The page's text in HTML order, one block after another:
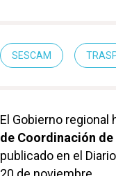
SESCAM
El Gobierno regional
de Coordinación
publicado en el